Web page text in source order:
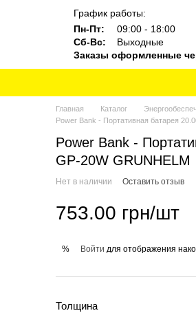
График работы:
Пн-Пт:
09:00 - 18:00
Сб-Вс:
Выходные
Заказы оформленные
Главная Каталог
Power Bank - Портативная батарея
Power Bank -
GP-20W GRUNHELM
Нет в наличии Оставить отзыв
753.00 грн/шт
% Войти для отображения
Толщина